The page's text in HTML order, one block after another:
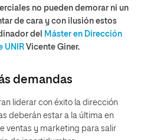
no pueden demorar ni un
de cara y con ilusión estos
del
Máster en Dirección
UNIR Vicente Giner.
demandas
liderar con éxito la dirección
deberán estar a la última en
ventas y marketing para salir